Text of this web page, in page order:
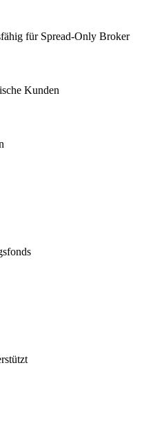
für Spread-Only Broker
Kunden